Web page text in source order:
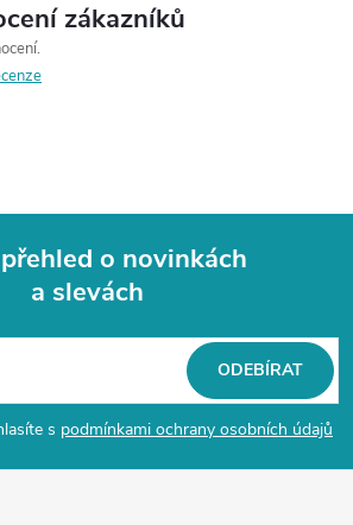
zákazníků
o novinkách
a slevách
s podmínkami ochrany osobních údajů
ODEBÍRAT